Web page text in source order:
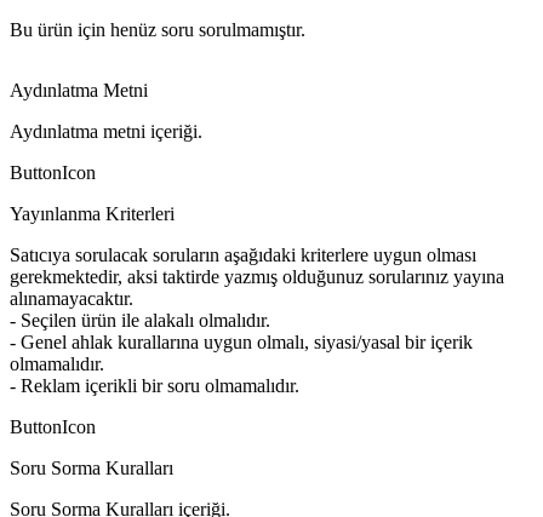
Bu ürün için henüz soru sorulmamıştır.
Aydınlatma Metni
Aydınlatma metni içeriği.
ButtonIcon
Yayınlanma Kriterleri
Satıcıya sorulacak soruların aşağıdaki kriterlere uygun olması
gerekmektedir, aksi taktirde yazmış olduğunuz sorularınız yayına
alınamayacaktır.
- Seçilen ürün ile alakalı olmalıdır.
- Genel ahlak kurallarına uygun olmalı, siyasi/yasal bir içerik
olmamalıdır.
- Reklam içerikli bir soru olmamalıdır.
ButtonIcon
Soru Sorma Kuralları
Soru Sorma Kuralları içeriği.